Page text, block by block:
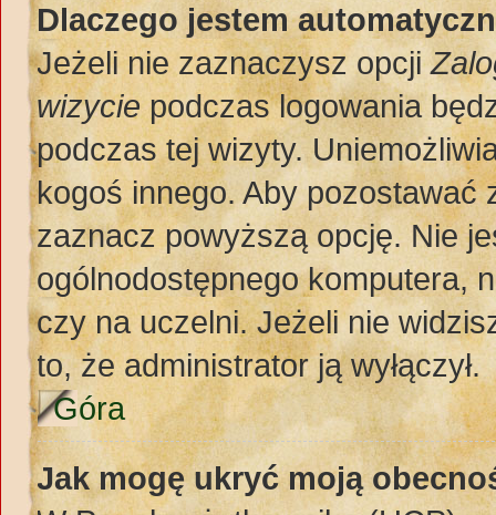
Dlaczego jestem
Jeżeli nie zaznaczysz opcji
wizyciepodczas logowania
podczas tej wizyty.
kogoś innego. Aby
zaznacz powyższą opcję. Nie
ogólnodostępnego komputera,
czy na uczelni. Jeżeli nie
to, że administrator ją wyłączył.
Góra
Jak mogę ukryć moją